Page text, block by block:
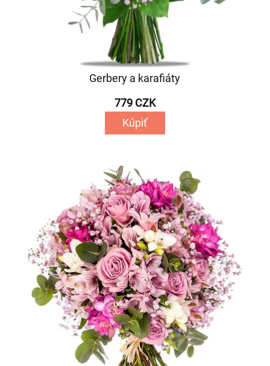
Gerbery a karafiáty
779 CZK
Kúpiť